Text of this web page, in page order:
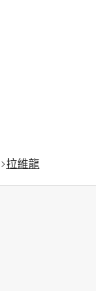
拉維龍